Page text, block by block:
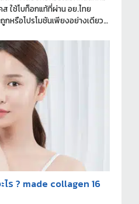
ส ใช้โบท็อกแท้ที่ผ่าน อย.ไทย
กหรือโปรโมชันเพียงอย่างเดียว
ร ? made collagen 16